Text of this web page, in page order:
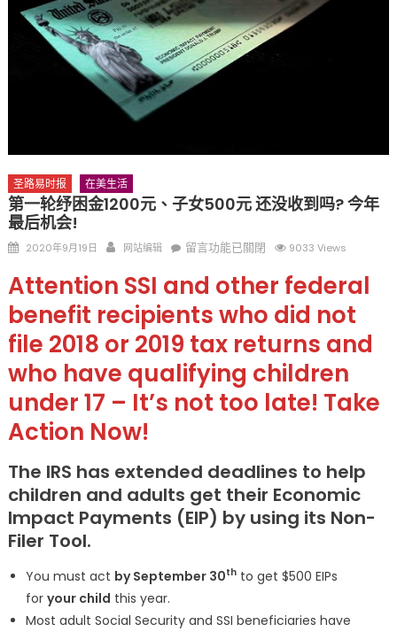
筝声与琴韵交汇：刘励(Li Statler)与钢琴家Darek演绎一场古筝
与钢琴的精彩对话
圣路易时报 在美生活
第一轮纾困金1200元、子女500元 还没收到吗? 今年
最后机会!
Posted
2020年9月19日 Author
网站编辑
在
一
轮
纾
困
金
1200
元、
500
元
还
没
到
留言功能已關閉 9033 Views
Attention SSI and other federal
benefit recipients who did not
file 2018 or 2019 tax returns and
who have qualifying children
under 17 – It’s not too late! Take
Action Now!
The IRS has extended deadlines to help
children and adults get their Economic
Impact Payments (EIP) by using its Non-
Filer Tool.
You must act by September 30thto get $500 EIPs
for your child this year.
Most adult Social Security and SSI beneficiaries have